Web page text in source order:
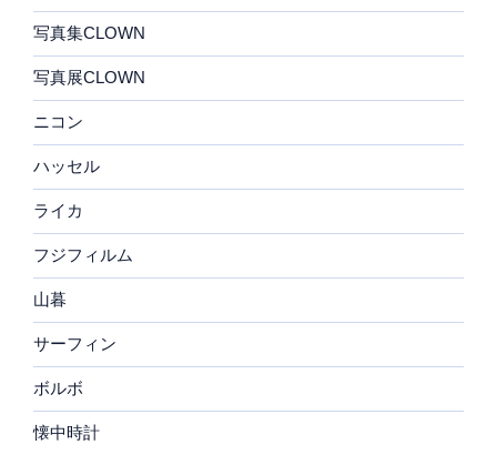
写真集CLOWN
写真展CLOWN
ニコン
ハッセル
ライカ
フジフィルム
山暮
サーフィン
ボルボ
懐中時計